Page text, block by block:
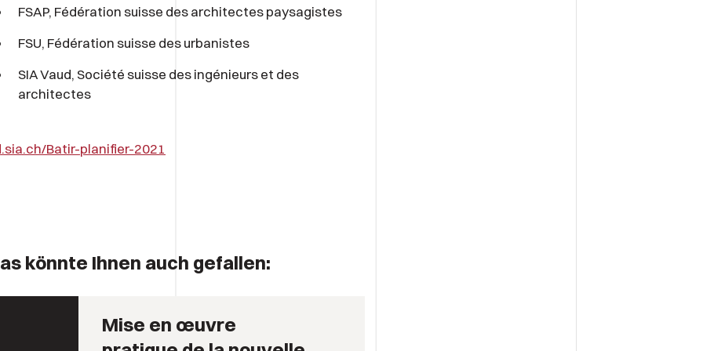
FSAP, Fédération suisse des architectes paysagistes
FSU, Fédération suisse des urbanistes
SIA Vaud, Société suisse des ingénieurs et des
architectes
Batir-planifier-2021
könnte Ihnen auch gefallen:
Mise en œuvre